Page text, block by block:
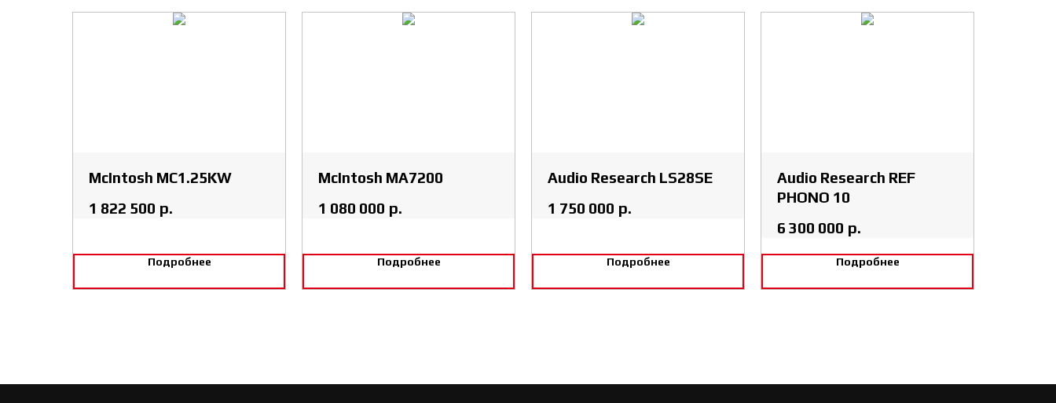
McIntosh MC1.25KW
1 822 500 р.
Подробнее
McIntosh MA7200
1 080 000 р.
Подробнее
Audio Research LS28SE
1 750 000 р.
Подробнее
Audio Research REF
PHONO 10
6 300 000 р.
Подробнее